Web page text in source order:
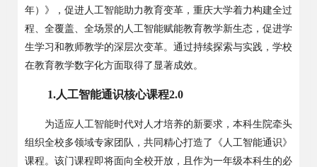
年）》，促进人工智能助力教育变革，重庆大学着力构建全过
程、全覆盖、全场景的人工智能赋能教育教学新生态，促进学
生学习和教师教学的深层次变革。通过持续探索与实践，学校
在教育教学数字化方面取得了显著成效。
1.人工智能通识核心课程2.0
为适应人工智能时代对人才培养的新要求，本科生院牵头
组织全校多领域专家团队，共同精心打造了《人工智能通识》
课程。该门课程即将面向全校开放，且作为一年级本科生的必